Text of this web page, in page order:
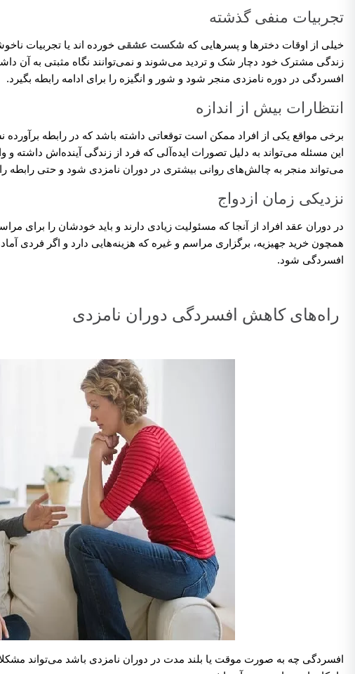
تجربیات منفی گذشته
خیلی از اوقات دخترها و پسرهایی که شکست عشقی خورده اند یا تجربیات
زندگی مشترک خود دچار شک و تردید می‌شوند و نمی‌توانند نگاه مثبتی به آن
افسردگی در دوره نامزدی منجر شود و شور و انگیزه را برای ادامه رابطه بگیرد.
انتظارات بیش از اندازه
برخی مواقع یکی از افراد ممکن است توقعاتی داشته باشد که در رابطه
این مسئله می‌تواند به دلیل تصورات ایده‌آلی که فرد از زندگی آینده‌اش
می‌تواند منجر به چالش‌های روانی بیشتری در دوران نامزدی شود و حتی
نزدیکی زمان ازدواج
در دوران عقد افراد از آنجا که مسئولیت زیادی دارند و باید خودشان را
همچون خرید جهیزیه، برگزاری مراسم و غیره که هزینه‌هایی دارد و اگر فردی
افسردگی شود.
راه‌های کاهش افسردگی دوران نامزدی
افسردگی چه به صورت موقت یا بلند مدت در دوران نامزدی باشد می‌تواند